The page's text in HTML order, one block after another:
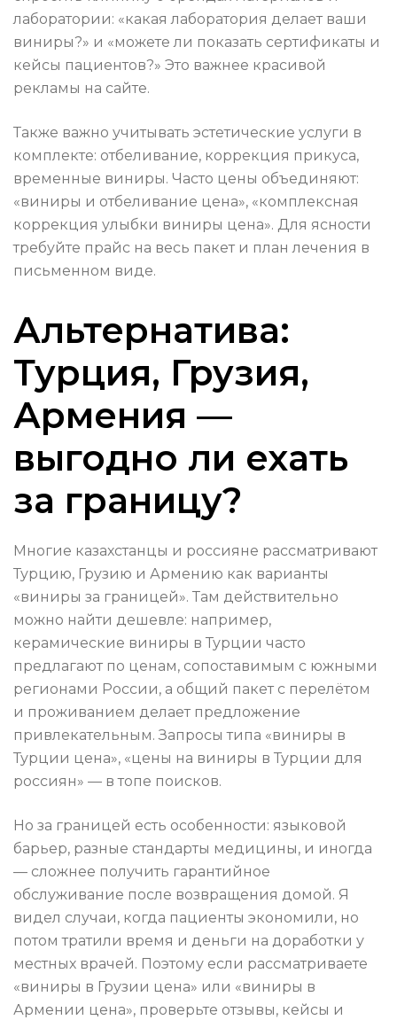
лаборатории: «какая лаборатория делает ваши
виниры?» и «можете ли показать сертификаты и
кейсы пациентов?» Это важнее красивой
рекламы на сайте.
Также важно учитывать эстетические услуги в
комплекте: отбеливание, коррекция прикуса,
временные виниры. Часто цены объединяют:
«виниры и отбеливание цена», «комплексная
коррекция улыбки виниры цена». Для ясности
требуйте прайс на весь пакет и план лечения в
письменном виде.
Альтернатива:
Турция, Грузия,
Армения —
выгодно ли ехать
за границу?
Многие казахстанцы и россияне рассматривают
Турцию, Грузию и Армению как варианты
«виниры за границей». Там действительно
можно найти дешевле: например,
керамические виниры в Турции часто
предлагают по ценам, сопоставимым с южными
регионами России, а общий пакет с перелётом
и проживанием делает предложение
привлекательным. Запросы типа «виниры в
Турции цена», «цены на виниры в Турции для
россиян» — в топе поисков.
Но за границей есть особенности: языковой
барьер, разные стандарты медицины, и иногда
— сложнее получить гарантийное
обслуживание после возвращения домой. Я
видел случаи, когда пациенты экономили, но
потом тратили время и деньги на доработки у
местных врачей. Поэтому если рассматриваете
«виниры в Грузии цена» или «виниры в
Армении цена», проверьте отзывы, кейсы и